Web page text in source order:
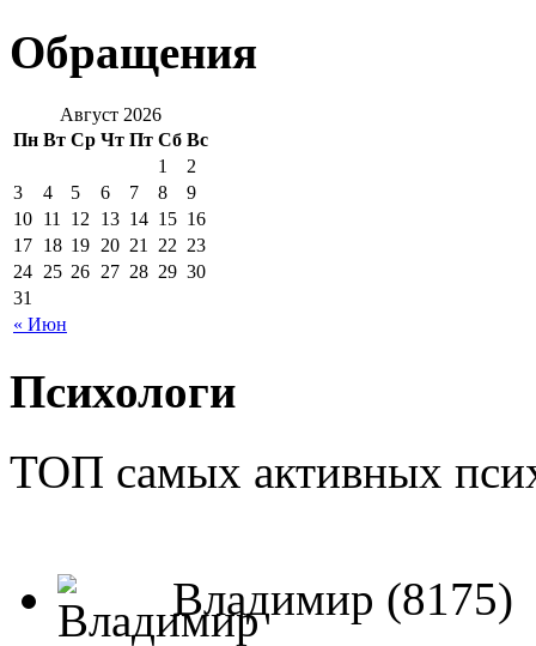
Обращения
Август 2026
Пн Вт Ср Чт Пт Сб Вс
« Июн
1
2
3
4 5 6 7 8
9
10 11 12 13 14 15 16
17 18 19 20 21 22 23
24 25 26 27 28 29 30
31
Психологи
ТОП самых активных
Владимир (8175)